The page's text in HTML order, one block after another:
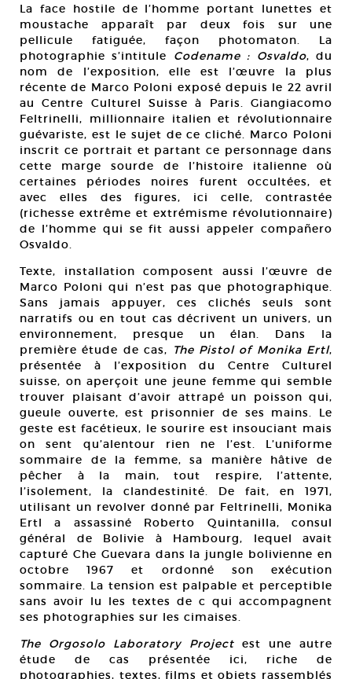
La face hostile de l’homme portant lunettes et
moustache apparaît par deux fois sur une
pellicule fatiguée, façon photomaton. La
photographie s’intitule Codename : Osvaldo, du
nom de l’exposition, elle est l’œuvre la plus
récente de Marco Poloni exposé depuis le 22 avril
au Centre Culturel Suisse à Paris. Giangiacomo
Feltrinelli, millionnaire italien et révolutionnaire
guévariste, est le sujet de ce cliché. Marco Poloni
inscrit ce portrait et partant ce personnage dans
cette marge sourde de l’histoire italienne où
certaines périodes noires furent occultées, et
avec elles des figures, ici celle, contrastée
(richesse extrême et extrémisme révolutionnaire)
de l’homme qui se fit aussi appeler compañero
Osvaldo.
Texte, installation composent aussi l’œuvre de
Marco Poloni qui n’est pas que photographique.
Sans jamais appuyer, ces clichés seuls sont
narratifs ou en tout cas décrivent un univers, un
environnement, presque un élan. Dans la
première étude de cas, The Pistol of Monika Ertl,
présentée à l’exposition du Centre Culturel
suisse, on aperçoit une jeune femme qui semble
trouver plaisant d’avoir attrapé un poisson qui,
gueule ouverte, est prisonnier de ses mains. Le
geste est facétieux, le sourire est insouciant mais
on sent qu’alentour rien ne l’est. L’uniforme
sommaire de la femme, sa manière hâtive de
pêcher à la main, tout respire, l’attente,
l’isolement, la clandestinité. De fait, en 1971,
utilisant un revolver donné par Feltrinelli, Monika
Ertl a assassiné Roberto Quintanilla, consul
général de Bolivie à Hambourg, lequel avait
capturé Che Guevara dans la jungle bolivienne en
octobre 1967 et ordonné son exécution
sommaire. La tension est palpable et perceptible
sans avoir lu les textes de c qui accompagnent
ses photographies sur les cimaises.
The Orgosolo Laboratory Projectest une autre
étude de cas présentée ici, riche de
photographies, textes, films et objets rassemblés